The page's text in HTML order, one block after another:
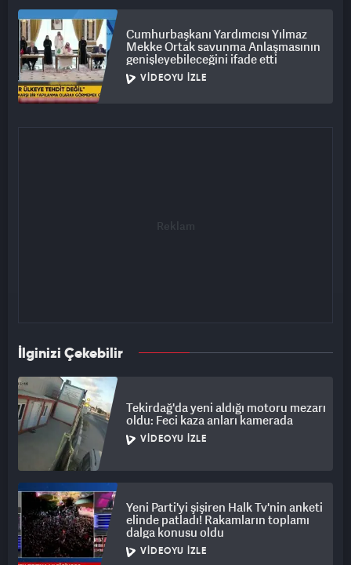
Cumhurbaşkanı Yardımcısı Yılmaz
Mekke Ortak savunma Anlaşmasının
genişleyebileceğini ifade etti
VIDEOYU İZLE
İlginizi Çekebilir
Tekirdağ'da yeni aldığı motoru mezarı
oldu: Feci kaza anları kamerada
VIDEOYU İZLE
Yeni Parti'yi şişiren Halk Tv'nin anketi
elinde patladı! Rakamların toplamı
dalga konusu oldu
VIDEOYU İZLE